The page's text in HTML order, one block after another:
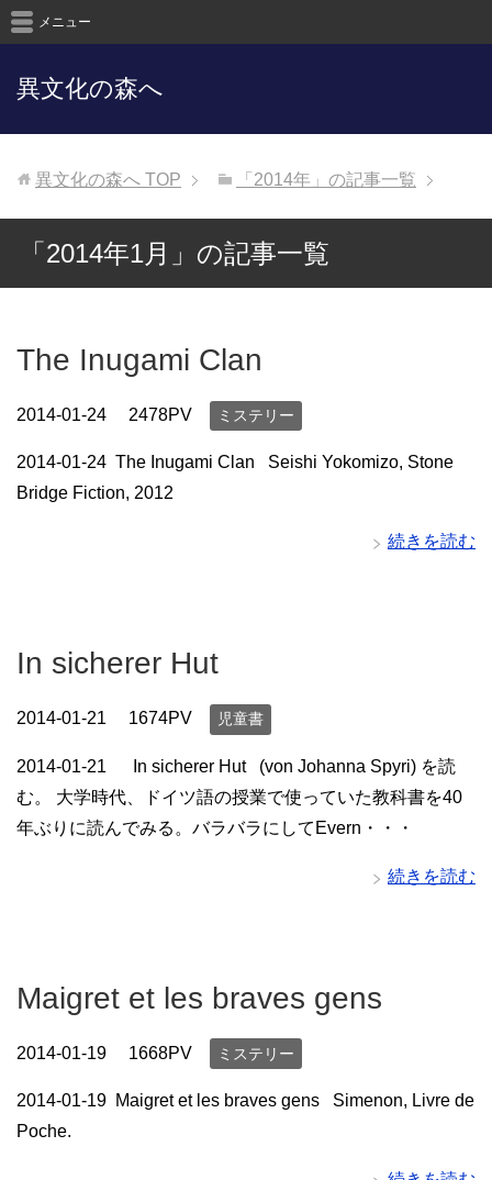
異文化の森へ
メニュー
異文化の森へ TOP 「2014年」の記事一覧
「2014年1月」の記事一覧
The Inugami Clan
2014-01-24 2478PV ミステリー
2014-01-24 The Inugami Clan Seishi Yokomizo, Stone
Bridge Fiction, 2012
続きを読む
In sicherer Hut
2014-01-21 1674PV 児童書
2014-01-21 In sicherer Hut (von Johanna Spyri) を読
む。 大学時代、ドイツ語の授業で使っていた教科書を40
年ぶりに読んでみる。バラバラにしてEvern・・・
続きを読む
Maigret et les braves gens
2014-01-19 1668PV ミステリー
2014-01-19 Maigret et les braves gens Simenon, Livre de
Poche.